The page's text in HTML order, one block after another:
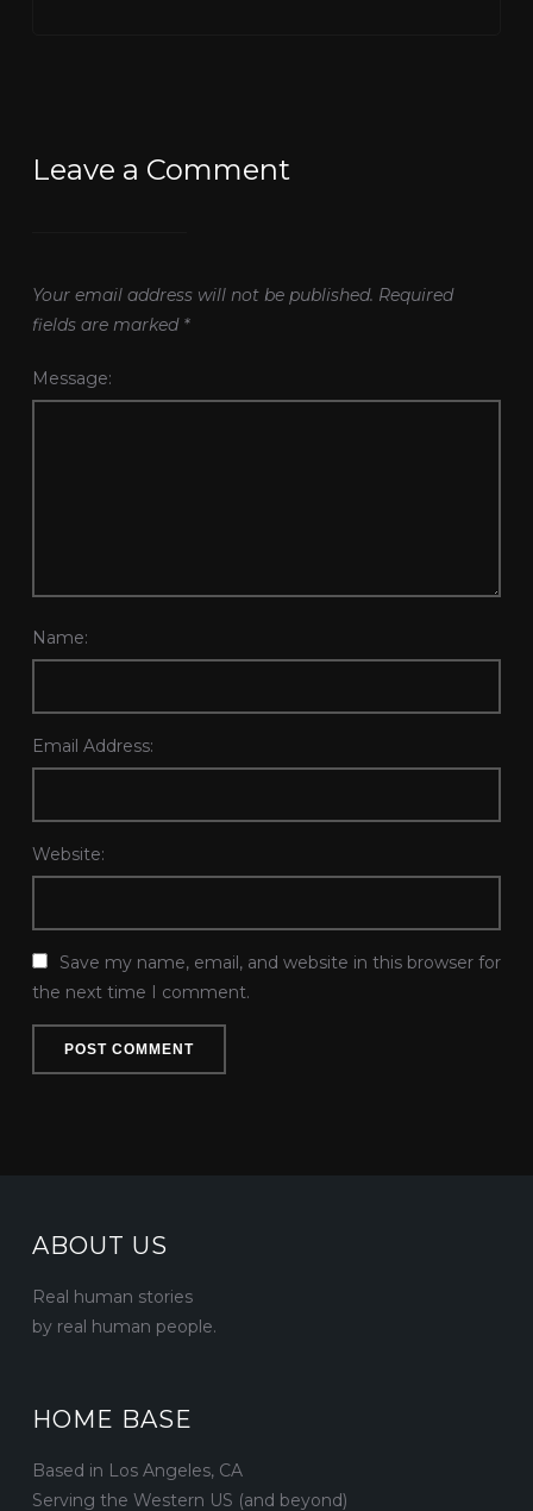
Leave a Comment
Your email address will not be published. Required
fields are marked *
Message:
Name:
Email Address:
Website:
Save my name, email, and website in this browser for
the next time I comment.
ABOUT US
Real human stories
by real human people.
HOME BASE
Based in Los Angeles, CA
Serving the Western US (and beyond)